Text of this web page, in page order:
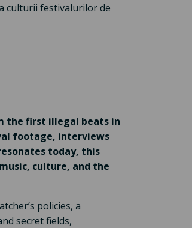
culturii festivalurilor de
the first illegal beats in
footage, interviews
today, this
culture, and the
policies, a
secret fields,